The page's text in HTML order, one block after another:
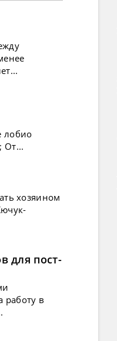
лобио
От...
хозяином
для пост-
работу в